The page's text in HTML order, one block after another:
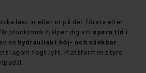
last in eller ut på det första eller
plocktruck hjälper dig att spara tid i
en hydrauliskt höj- och sänkbar
lagom högt lyft. Plattformen styrs